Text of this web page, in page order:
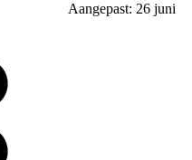
Aangepast: 26 juni